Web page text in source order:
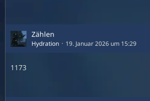
Zählen
Hydration 19. Januar 2026 um 15:29
1173